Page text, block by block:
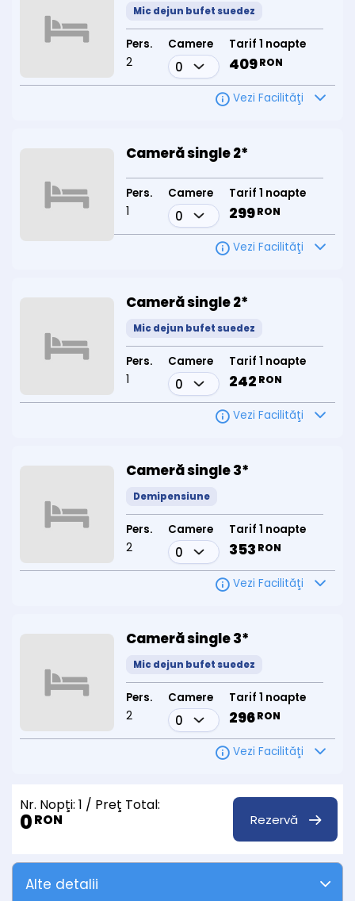
Mic dejun bufet suedez
Pers.
2
Camere Tarif 1 noapte
409RON
Vezi Facilităţi
Cameră single 2*
Pers.
1
Camere Tarif 1 noapte
299RON
Vezi Facilităţi
Cameră single 2*
Mic dejun bufet suedez
Pers.
1
Camere Tarif 1 noapte
242 RON
Vezi Facilităţi
Cameră single 3*
Demipensiune
Pers.
2
Camere Tarif 1 noapte
353 RON
Vezi Facilităţi
Cameră single 3*
Mic dejun bufet suedez
Pers.
2
Camere Tarif 1 noapte
296RON
Vezi Facilităţi
Nr. Nopţi: 1 / Preţ Total:
0RON Rezervă
Alte detalii